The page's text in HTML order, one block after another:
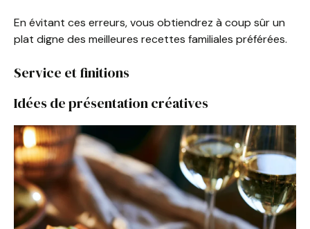
En évitant ces erreurs, vous obtiendrez à coup sûr un
plat digne des meilleures recettes familiales préférées.
Service et finitions
Idées de présentation créatives